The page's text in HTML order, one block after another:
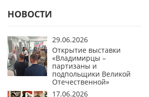
НОВОСТИ
29.06.2026
Открытие выставки
«Владимирцы –
партизаны и
подпольщики Великой
Отечественной»
17.06.2026